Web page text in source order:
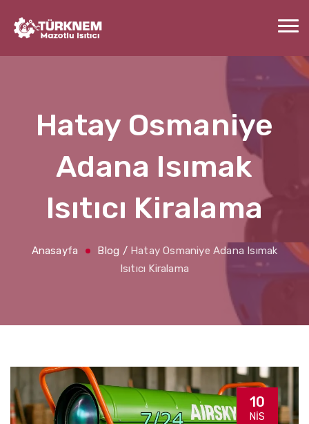
Hatay Osmaniye
Adana Isımak
Isıtıcı Kiralama
Anasayfa Blog / Hatay Osmaniye Adana Isımak
Isıtıcı Kiralama
10
NIS